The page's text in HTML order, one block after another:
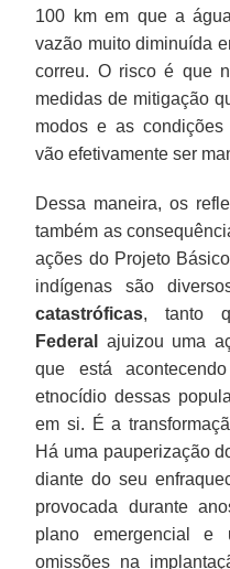
100 km em que a
vazão muito diminuída
correu. O risco é que
medidas de mitigação
modos e as
vão efetivamente ser
Dessa maneira, os
também as
ações do Projeto
indígenas são
catastróficas, tanto
Federal
ajuizou uma
que está
etnocídio dessas
em si. É a
Há uma pauperização
diante do seu
provocada durante
plano emergencial
omissões na